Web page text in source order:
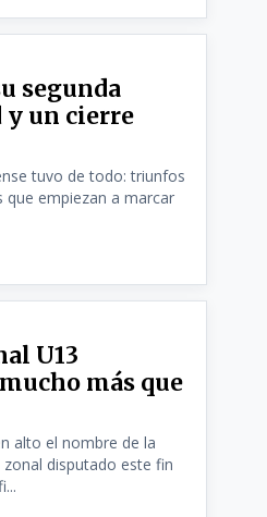
segunda
y un cierre
tuvo de todo: triunfos
empiezan a marcar
U13
más que
alto el nombre de la
disputado este fin